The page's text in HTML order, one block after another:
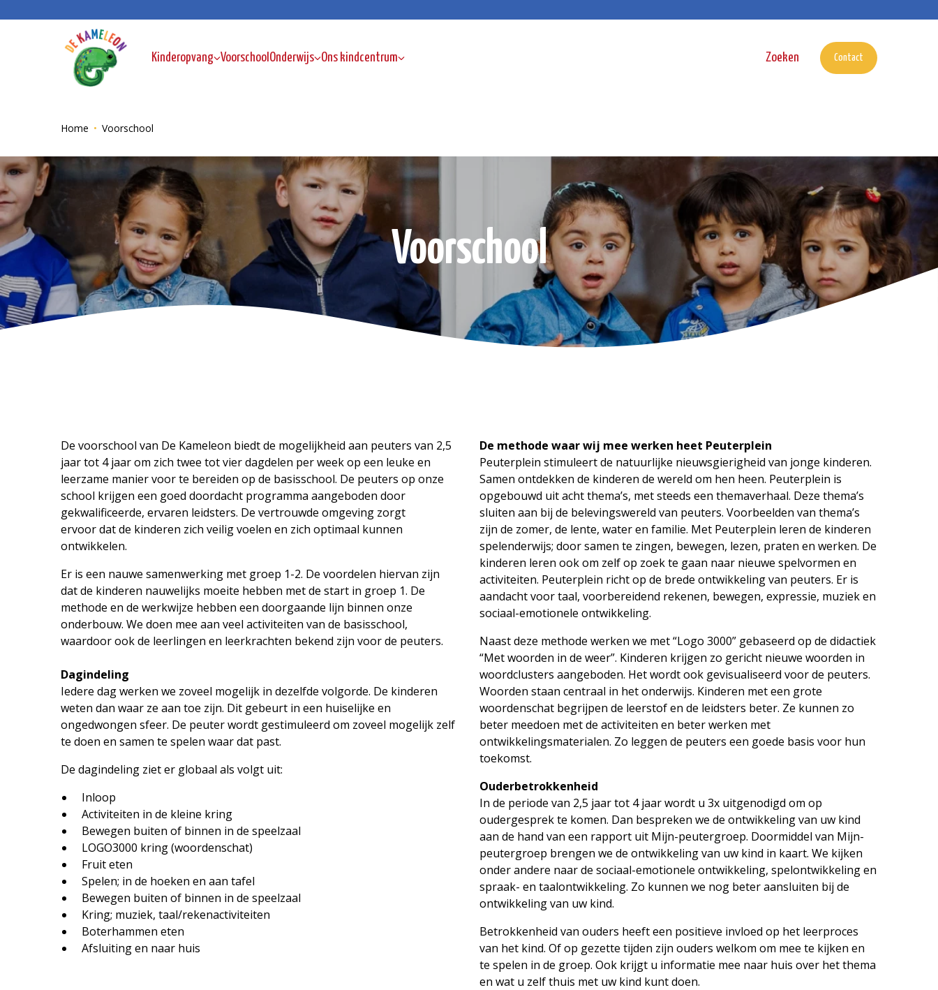
Kinderopvang Voorschool Onderwijs Ons kindcentrum Zoeken
Zoeken Contact
Home Voorschool
Voorschool
De voorschool van De Kameleon biedt de mogelijkheid aan peuters van 2,5
jaar tot 4 jaar om zich twee tot vier dagdelen per week op een leuke en
leerzame manier voor te bereiden op de basisschool. De peuters op onze
school krijgen een goed doordacht programma aangeboden door
gekwalificeerde, ervaren leidsters. De vertrouwde omgeving zorgt
ervoor dat de kinderen zich veilig voelen en zich optimaal kunnen
ontwikkelen.
Er is een nauwe samenwerking met groep 1-2. De voordelen hiervan zijn
dat de kinderen nauwelijks moeite hebben met de start in groep 1. De
methode en de werkwijze hebben een doorgaande lijn binnen onze
onderbouw. We doen mee aan veel activiteiten van de basisschool,
waardoor ook de leerlingen en leerkrachten bekend zijn voor de peuters.
Dagindeling
Iedere dag werken we zoveel mogelijk in dezelfde volgorde. De kinderen
weten dan waar ze aan toe zijn. Dit gebeurt in een huiselijke en
ongedwongen sfeer. De peuter wordt gestimuleerd om zoveel mogelijk zelf
te doen en samen te spelen waar dat past.
De dagindeling ziet er globaal als volgt uit:
Inloop
Activiteiten in de kleine kring
Bewegen buiten of binnen in de speelzaal
LOGO3000 kring (woordenschat)
Fruit eten
Spelen; in de hoeken en aan tafel
Bewegen buiten of binnen in de speelzaal
Kring; muziek, taal/rekenactiviteiten
Boterhammen eten
Afsluiting en naar huis
De methode waar wij mee werken heet Peuterplein
Peuterplein stimuleert de natuurlijke nieuwsgierigheid van jonge kinderen.
Samen ontdekken de kinderen de wereld om hen heen. Peuterplein is
opgebouwd uit acht thema’s, met steeds een themaverhaal. Deze thema’s
sluiten aan bij de belevingswereld van peuters. Voorbeelden van thema’s
zijn de zomer, de lente, water en familie. Met Peuterplein leren de kinderen
spelenderwijs; door samen te zingen, bewegen, lezen, praten en werken. De
kinderen leren ook om zelf op zoek te gaan naar nieuwe spelvormen en
activiteiten. Peuterplein richt op de brede ontwikkeling van peuters. Er is
aandacht voor taal, voorbereidend rekenen, bewegen, expressie, muziek en
sociaal-emotionele ontwikkeling.
Naast deze methode werken we met “Logo 3000” gebaseerd op de didactiek
“Met woorden in de weer”. Kinderen krijgen zo gericht nieuwe woorden in
woordclusters aangeboden. Het wordt ook gevisualiseerd voor de peuters.
Woorden staan centraal in het onderwijs. Kinderen met een grote
woordenschat begrijpen de leerstof en de leidsters beter. Ze kunnen zo
beter meedoen met de activiteiten en beter werken met
ontwikkelingsmaterialen. Zo leggen de peuters een goede basis voor hun
toekomst.
Ouderbetrokkenheid
In de periode van 2,5 jaar tot 4 jaar wordt u 3x uitgenodigd om op
oudergesprek te komen. Dan bespreken we de ontwikkeling van uw kind
aan de hand van een rapport uit Mijn-peutergroep. Doormiddel van Mijn-
peutergroep brengen we de ontwikkeling van uw kind in kaart. We kijken
onder andere naar de sociaal-emotionele ontwikkeling, spelontwikkeling en
spraak- en taalontwikkeling. Zo kunnen we nog beter aansluiten bij de
ontwikkeling van uw kind.
Betrokkenheid van ouders heeft een positieve invloed op het leerproces
van het kind. Of op gezette tijden zijn ouders welkom om mee te kijken en
te spelen in de groep. Ook krijgt u informatie mee naar huis over het thema
en wat u zelf thuis met uw kind kunt doen.